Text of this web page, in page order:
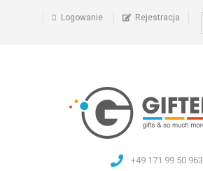
Logowanie Rejestracja
+49 171 99 50 963